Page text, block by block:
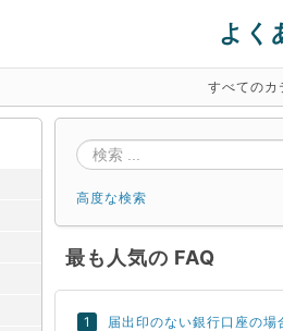
よく
すべてのカ
高度な検索
最も人気の FAQ
届出印のない銀行口座の場